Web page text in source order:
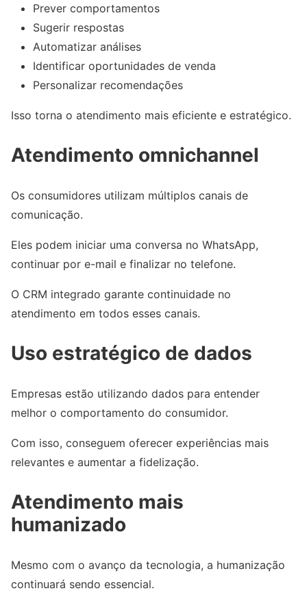
Prever comportamentos
Sugerir respostas
Automatizar análises
Identificar oportunidades de venda
Personalizar recomendações
Isso torna o atendimento mais eficiente e estratégico.
Atendimento omnichannel
Os consumidores utilizam múltiplos canais de
comunicação.
Eles podem iniciar uma conversa no WhatsApp,
continuar por e-mail e finalizar no telefone.
O CRM integrado garante continuidade no
atendimento em todos esses canais.
Uso estratégico de dados
Empresas estão utilizando dados para entender
melhor o comportamento do consumidor.
Com isso, conseguem oferecer experiências mais
relevantes e aumentar a fidelização.
Atendimento mais
humanizado
Mesmo com o avanço da tecnologia, a humanização
continuará sendo essencial.